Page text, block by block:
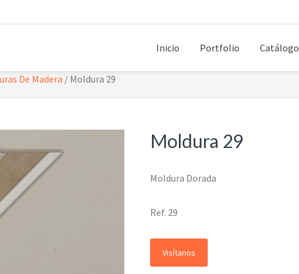
Inicio Portfolio Catálogo
De Madera / Moldura 29
Moldura 29
Moldura Dorada
Ref. 29
Visítanos